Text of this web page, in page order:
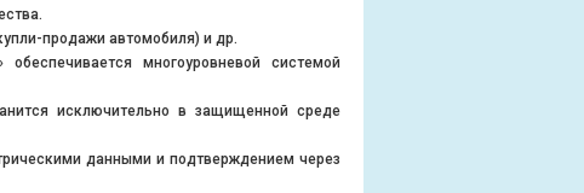
продажи автомобиля) и др.
обеспечивается многоуровневой системой
исключительно в защищенной среде
данными и подтверждением через